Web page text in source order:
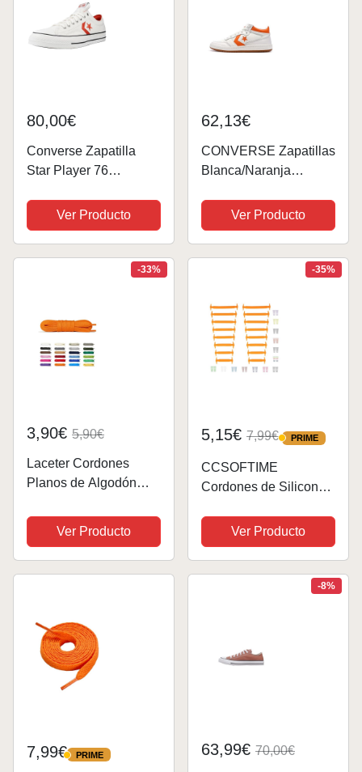
80,00€
Converse Zapatilla
Star Player 76
(1430963-BE)
Ver Producto
62,13€
CONVERSE Zapatillas
Blanca/Naranja
Ver Producto
-33%
3,90€ 5,90€
Laceter Cordones
Planos de Algodón
Deportivas y Sneakers
- Compatibles con
Nike, Adidas,
Comodidad -...
Ver Producto
-35%
5,15€ 7,99€ PRIME
PRIME
CCSOFTIME
Cordones de Silicona
Niños y Adultos -
Naranja de Goma para
Zapatillas Deporte y
Ver Producto
7,99€ PRIME
PRIME
-8%
63,99€ 70,00€